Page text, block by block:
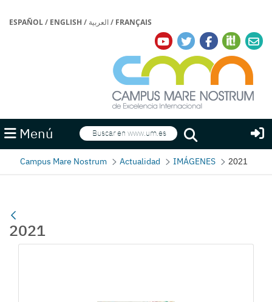
ESPAÑOL/ ENGLISH / العربية/ FRANÇAIS
Menú Buscar
Buscar
Campus Mare Nostrum Actualidad IMÁGENES 2021
2021